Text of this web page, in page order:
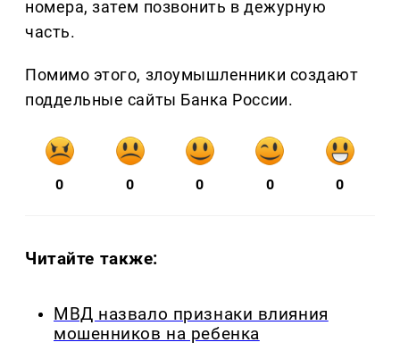
номера, затем позвонить в дежурную
часть.
Помимо этого, злоумышленники создают
поддельные сайты Банка России.
0 0 0 0 0
Читайте также:
МВД назвало признаки влияния
мошенников на ребенка